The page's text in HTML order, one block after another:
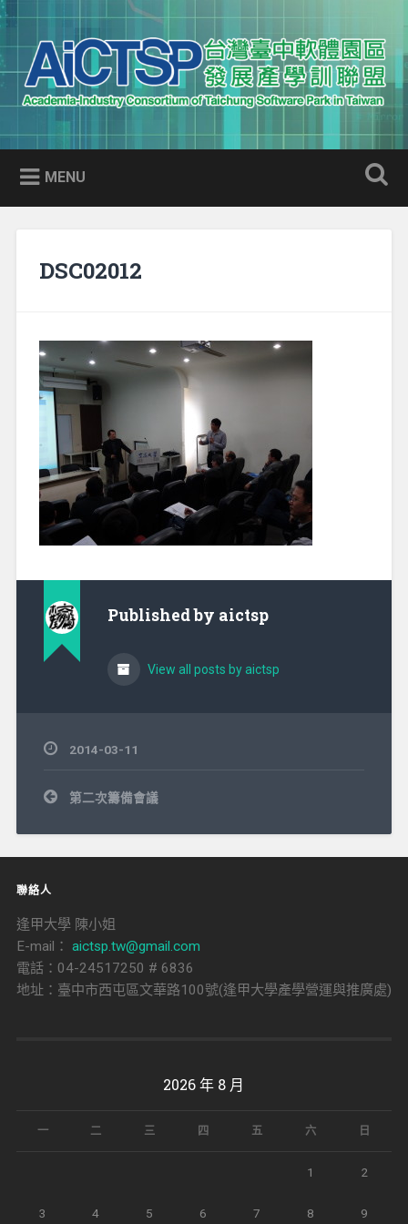
Skip
to
content
Search
AICTSP 台灣臺中軟體園區發展
產學訓聯盟
Academia-Industry Consortium of Taichung Software Park
in Taiwan
MENU
DSC02012
Published by aictsp
View all posts by aictsp
2014-03-11
文
章
覽
第二次籌備會議
聯絡人
逢甲大學 陳小姐
E-mail： aictsp.tw@gmail.com
電話：04-24517250 # 6836
地址：臺中市西屯區文華路100號(逢甲大學產學營運與推廣處)
2026 年 8 月
一 二 三 四 五 六 日
1 2
3 4 5 6 7 8 9